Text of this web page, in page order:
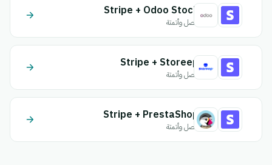
Stripe + Odoo Stock
اتصل وأتمتة
Stripe + Storeep
اتصل وأتمتة
Stripe + PrestaShop
اتصل وأتمتة